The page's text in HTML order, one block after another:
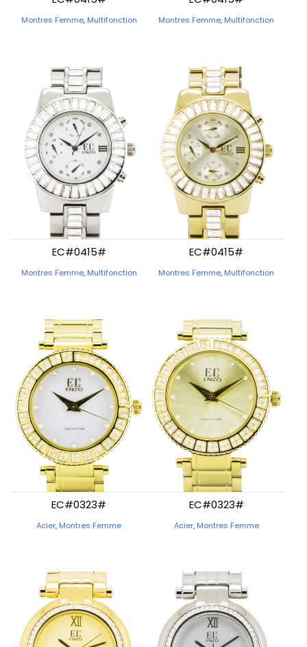
Montres Femme, Multifonction Montres Femme, Multifonction
EC#0415#
Montres Femme, Multifonction
EC#0415#
Montres Femme, Multifonction
EC#0323#
Acier, Montres Femme
EC#0323#
Acier, Montres Femme